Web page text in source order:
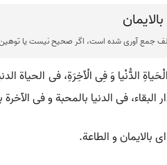
جمع آوری شده است، اگر صحیح نیست یا
الدُّنْیا وَ فِی الْآخِرَةِ، فی الحیاة
البقاء، فی الدنیا بالمحبة و فی
بالایمان و الطاعة.